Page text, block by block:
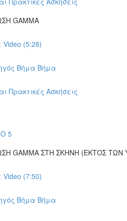
GAMMA
(5:28)
Βήμα Βήμα
Πρακτικές Ασκήσεις
5
GAMMA ΣΤΗ ΣΚΗΝΗ (ΕΚΤOΣ
(7:50)
Βήμα Βήμα